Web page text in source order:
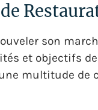
son
et objectifs
multitude de